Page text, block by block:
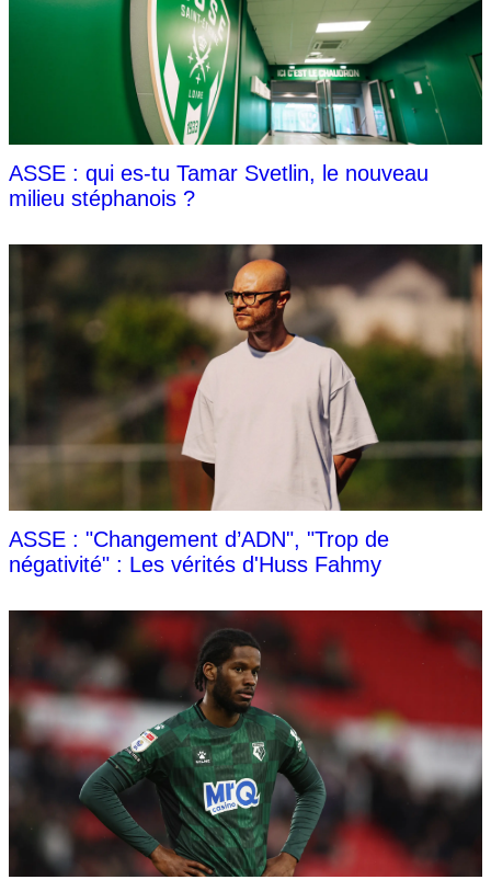
ASSE : qui es-tu Tamar Svetlin, le nouveau
milieu stéphanois ?
ASSE : "Changement d’ADN", "Trop de
négativité" : Les vérités d'Huss Fahmy